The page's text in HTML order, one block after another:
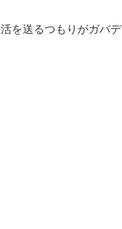
を送るつもりがガバデ